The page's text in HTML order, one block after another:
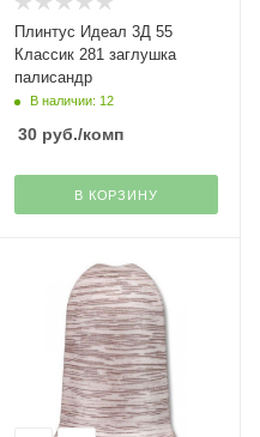
Плинтус Идеал 3Д 55
Классик 281 заглушка
палисандр
В наличии: 12
30руб./комп
В КОРЗИНУ